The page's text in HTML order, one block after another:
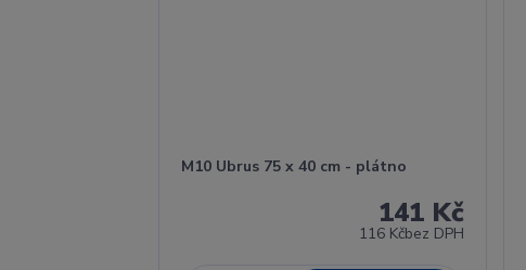
M10 Ubrus 75 x 40 cm - plátno
141 Kč
116 Kčbez DPH